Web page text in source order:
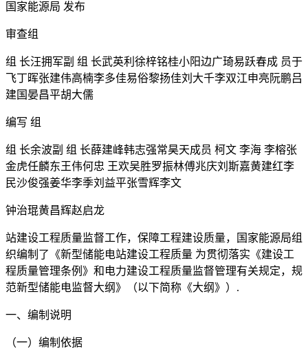
国家能源局 发布
审查组
组 长汪拥军副 组 长武英利徐梓铭桂小阳边广琦易跃春成 员于
飞丁晖张建伟高楠李多佳易俗黎扬佳刘大千李双江申亮阮鹏吕
建国晏昌平胡大儒
编写 组
组 长余波副 组 长薛建峰韩志强常昊天成员 柯文 李海 李榕张
金虎任麟东王伟何忠 王欢吴胜罗振林傅兆庆刘斯嘉黄建红李
民沙俊强姜华李季刘益平张雪辉李文
钟治琨黄昌辉赵启龙
站建设工程质量监督工作，保障工程建设质量，国家能源局组
织编制了《新型储能电站建设工程质量 为贯彻落实《建设工
程质量管理条例》和电力建设工程质量监督管理有关规定，规
范新型储能电监督大纲》（以下简称《大纲》）.
一、编制说明
（一）编制依据